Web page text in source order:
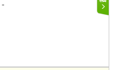
-